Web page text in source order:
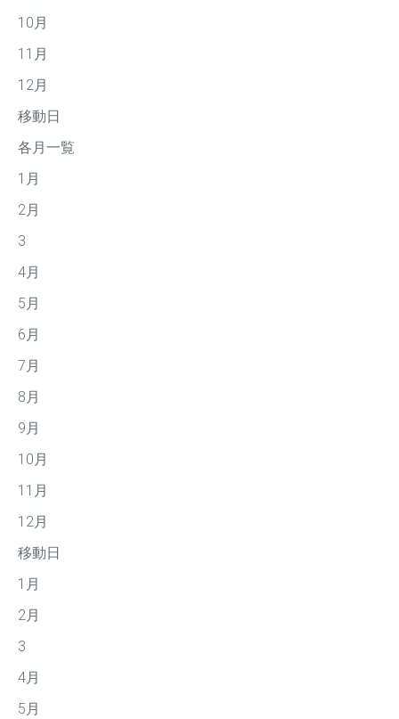
10月
11月
12月
移動日
各月一覧
1月
2月
3
4月
5月
6月
7月
8月
9月
10月
11月
12月
移動日
1月
2月
3
4月
5月